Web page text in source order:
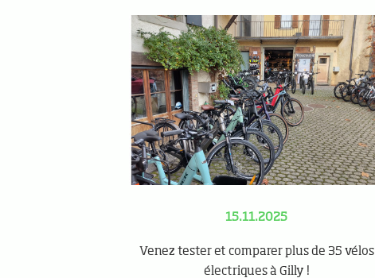
15.11.2025
Venez tester et comparer plus de 35 vélos
électriques à Gilly !